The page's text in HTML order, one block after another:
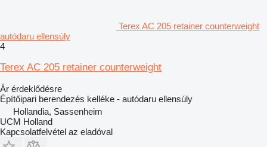
Terex AC 205 retainer counterweight
autódaru ellensúly
4
Terex AC 205 retainer counterweight
Ár érdeklődésre
Építőipari berendezés kelléke - autódaru ellensúly
Hollandia, Sassenheim
UCM Holland
Kapcsolatfelvétel az eladóval